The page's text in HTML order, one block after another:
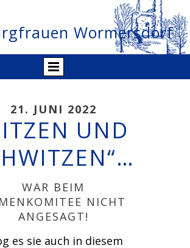
Wormersdorf
21. JUNI 2022
UND
WAR BEIM
NICHT
ANGESAGT!
es sie auch in diesem